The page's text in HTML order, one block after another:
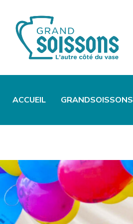
ACCUEIL GRANDSOISSONS